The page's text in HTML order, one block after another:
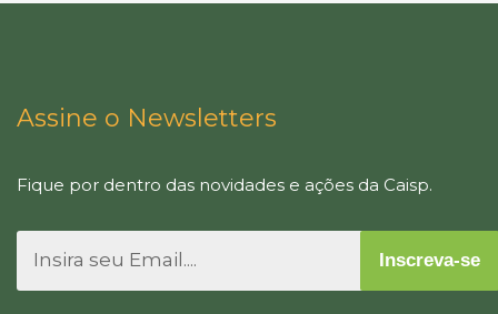
Assine o Newsletters
Fique por dentro das novidades e ações da Caisp.
Inscreva-se